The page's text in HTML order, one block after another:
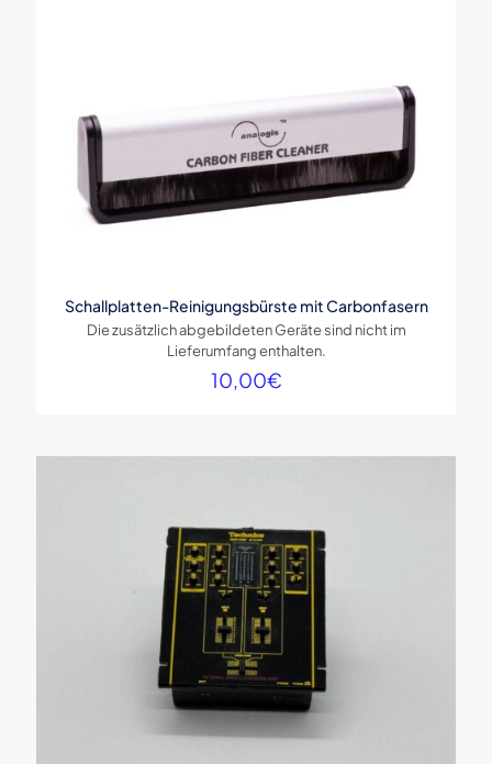
Schallplatten-Reinigungsbürste mit Carbonfasern
Die zusätzlich abgebildeten Geräte sind nicht im
Lieferumfang enthalten.
10,00€